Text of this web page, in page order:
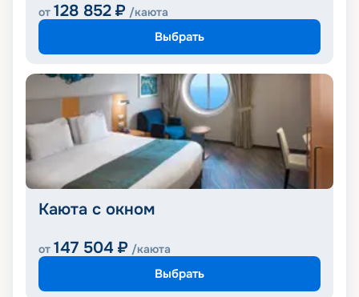
от 128 852 ₽ /каюта
Выбрать
Каюта с окном
от 147 504 ₽ /каюта
Выбрать